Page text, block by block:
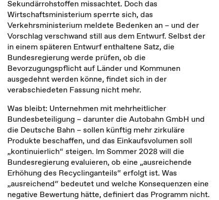
Sekundärrohstoffen missachtet. Doch das
Wirtschaftsministerium sperrte sich, das
Verkehrsministerium meldete Bedenken an – und der
Vorschlag verschwand still aus dem Entwurf. Selbst der
in einem späteren Entwurf enthaltene Satz, die
Bundesregierung werde prüfen, ob die
Bevorzugungspflicht auf Länder und Kommunen
ausgedehnt werden könne, findet sich in der
verabschiedeten Fassung nicht mehr.
Was bleibt: Unternehmen mit mehrheitlicher
Bundesbeteiligung – darunter die Autobahn GmbH und
die Deutsche Bahn – sollen künftig mehr zirkuläre
Produkte beschaffen, und das Einkaufsvolumen soll
„kontinuierlich“ steigen. Im Sommer 2028 will die
Bundesregierung evaluieren, ob eine „ausreichende
Erhöhung des Recyclinganteils“ erfolgt ist. Was
„ausreichend“ bedeutet und welche Konsequenzen eine
negative Bewertung hätte, definiert das Programm nicht.